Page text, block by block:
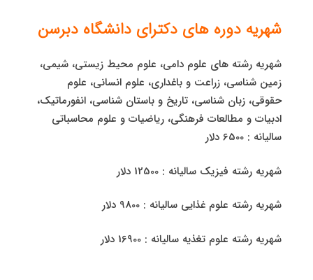
شهریه دوره های دکترای دانشگاه دبرسن
شهریه رشته های علوم دامی، علوم محیط زیستی، شیمی،
زمین شناسی، زراعت و باغداری، علوم انسانی، علوم
حقوقی، زبان شناسی، تاریخ و باستان شناسی، انفورماتیک،
ادبیات و مطالعات فرهنگی، ریاضیات و علوم محاسباتی
سالیانه : 6500 دلار
شهریه رشته فیزیک سالیانه : 12500 دلار
شهریه رشته علوم غذایی سالیانه : 9800 دلار
شهریه رشته علوم تغذیه سالیانه : 16900 دلار